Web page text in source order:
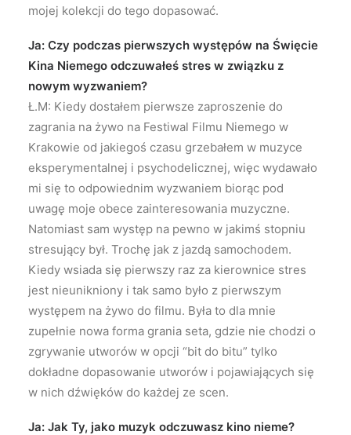
mojej kolekcji do tego dopasować.
Ja: Czy podczas pierwszych występów na Święcie
Kina Niemego odczuwałeś stres w związku z
nowym wyzwaniem?
Ł.M: Kiedy dostałem pierwsze zaproszenie do
zagrania na żywo na Festiwal Filmu Niemego w
Krakowie od jakiegoś czasu grzebałem w muzyce
eksperymentalnej i psychodelicznej, więc wydawało
mi się to odpowiednim wyzwaniem biorąc pod
uwagę moje obece zainteresowania muzyczne.
Natomiast sam występ na pewno w jakimś stopniu
stresujący był. Trochę jak z jazdą samochodem.
Kiedy wsiada się pierwszy raz za kierownice stres
jest nieunikniony i tak samo było z pierwszym
występem na żywo do filmu. Była to dla mnie
zupełnie nowa forma grania seta, gdzie nie chodzi o
zgrywanie utworów w opcji “bit do bitu” tylko
dokładne dopasowanie utworów i pojawiających się
w nich dźwięków do każdej ze scen.
Ja: Jak Ty, jako muzyk odczuwasz kino nieme?